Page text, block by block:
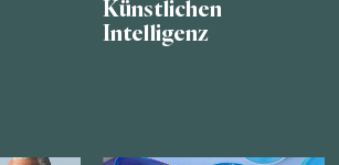
Künstlichen
Intelligenz